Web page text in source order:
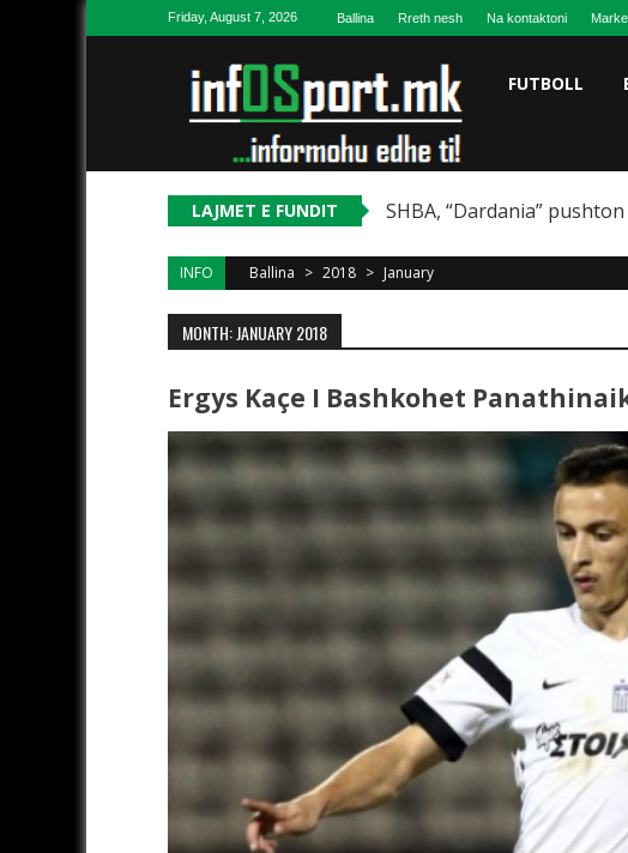
Skip to contentFriday, August 7, 2026 Ballina Rreth nesh Na kontaktoni
FUTBOLL
LAJMET E FUNDIT SHBA, “Dardania”
INFO Ballina > 2018 > January
MONTH: JANUARY 2018
Ergys Kaçe I Bashkohet